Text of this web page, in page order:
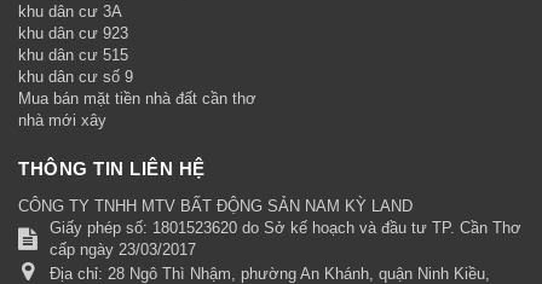
khu dân cư 3A
khu dân cư 923
khu dân cư 515
khu dân cư số 9
Mua bán mặt tiền nhà đất cần thơ
nhà mới xây
THÔNG TIN LIÊN HỆ
CÔNG TY TNHH MTV BẤT ĐỘNG SẢN NAM KỲ LAND
Giấy phép số: 1801523620 do Sở kế hoạch và đầu tư TP. Cần Thơ
cấp ngày 23/03/2017
Địa chỉ: 28 Ngô Thì Nhậm, phường An Khánh, quận Ninh Kiều,